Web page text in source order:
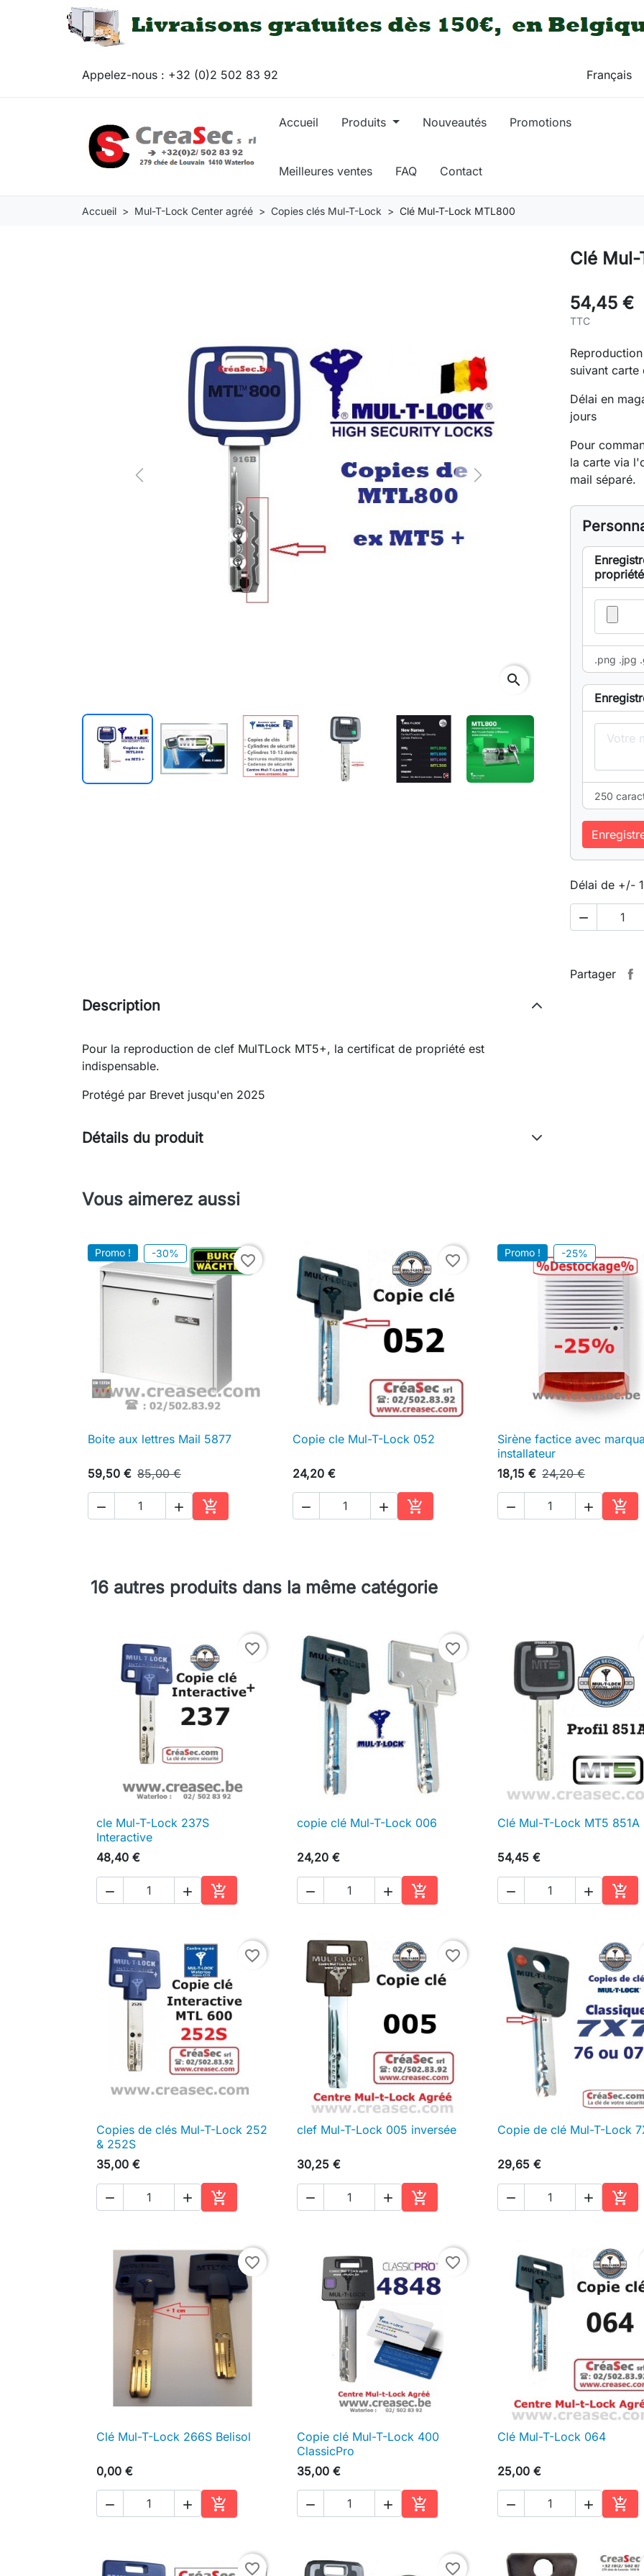
Appelez-nous : +32 (0)2 502 83 92
Accueil Produits Nouveautés Promotions
Meilleures ventes FAQ Contact
Accueil Mul-T-Lock Center agréé Copies clés Mul-T-Lock Clé Mul-T-Lock MTL800
Previous Next
search
Clé
54,45 €
TTC
suivant
Délai en
jours
Pour
la carte via
mail séparé.
propriété
.png .jpg
250
Délai de +/-

Partager
Description
Pour la reproduction de clef MulTLock MT5+, la certificat de propriété est
indispensable.
Protégé par Brevet jusqu'en 2025
Détails du produit
Vous aimerez aussi
Promo ! -30% favorite_border
 Aperçu rapide
Boite aux lettres Mail 5877
59,50 € 85,00 €
  
Ajouter au panier
favorite_border
 Aperçu rapide
Copie cle Mul-T-Lock 052
24,20 €
  
Ajouter au panier
Promo ! -25%
 Aperçu rapide
Sirène factice avec
installateur
18,15 € 24,20 €
  
16 autres produits dans la même catégorie
favorite_border
 Aperçu rapide
cle Mul-T-Lock 237S
Interactive
48,40 €
  
Ajouter au panier
favorite_border
 Aperçu rapide
copie clé Mul-T-Lock 006
24,20 €
  
Ajouter au panier
 Aperçu rapide
Clé Mul-T-Lock MT5 851A
54,45 €
  
favorite_border
 Aperçu rapide
Copies de clés Mul-T-Lock 252
& 252S
35,00 €
  
Ajouter au panier
favorite_border
 Aperçu rapide
clef Mul-T-Lock 005 inversée
30,25 €
  
Ajouter au panier
 Aperçu rapide
Copie de clé Mul-T-Lock
29,65 €
  
favorite_border
 Aperçu rapide
Clé Mul-T-Lock 266S Belisol
0,00 €
  
Ajouter au panier
favorite_border
 Aperçu rapide
Copie clé Mul-T-Lock 400
ClassicPro
35,00 €
  
Ajouter au panier
 Aperçu rapide
Clé Mul-T-Lock 064
25,00 €
  
favorite_border favorite_border